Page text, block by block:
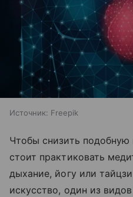
Источник: Freepik
Чтобы снизить подобную
стоит практиковать
дыхание, йогу или
искусство, один из